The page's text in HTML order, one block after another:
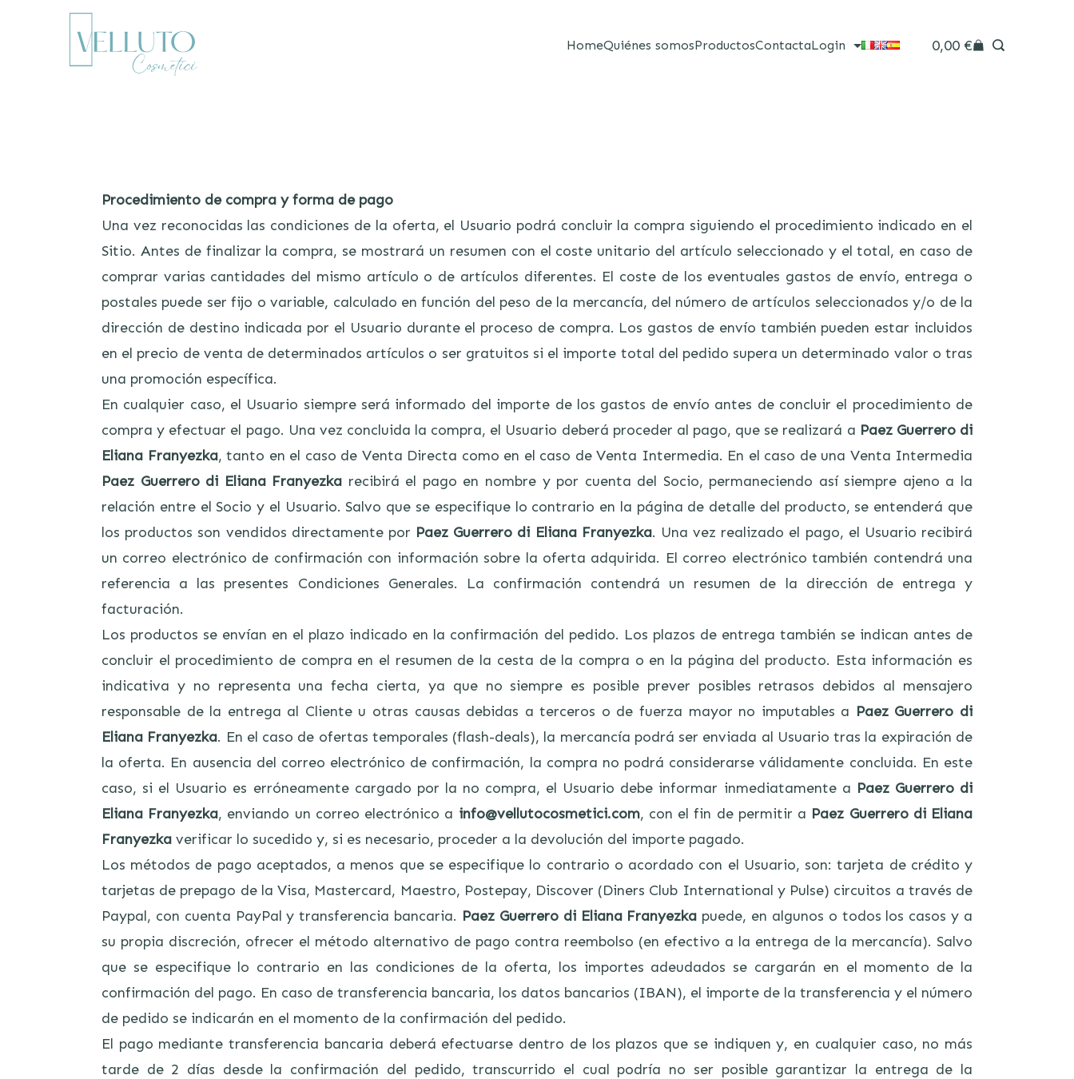
HomeQuiénes somosProductosContactaLogin 0,00 €
Procedimiento de compra y forma de pago
Una vez reconocidas las condiciones de la oferta, el Usuario podrá concluir la compra siguiendo el procedimiento indicado en el
Sitio. Antes de finalizar la compra, se mostrará un resumen con el coste unitario del artículo seleccionado y el total, en caso de
comprar varias cantidades del mismo artículo o de artículos diferentes. El coste de los eventuales gastos de envío, entrega o
postales puede ser fijo o variable, calculado en función del peso de la mercancía, del número de artículos seleccionados y/o de la
dirección de destino indicada por el Usuario durante el proceso de compra. Los gastos de envío también pueden estar incluidos
en el precio de venta de determinados artículos o ser gratuitos si el importe total del pedido supera un determinado valor o tras
una promoción específica.
En cualquier caso, el Usuario siempre será informado del importe de los gastos de envío antes de concluir el procedimiento de
compra y efectuar el pago. Una vez concluida la compra, el Usuario deberá proceder al pago, que se realizará a Paez Guerrero di
Eliana Franyezka, tanto en el caso de Venta Directa como en el caso de Venta Intermedia. En el caso de una Venta Intermedia
Paez Guerrero di Eliana Franyezka recibirá el pago en nombre y por cuenta del Socio, permaneciendo así siempre ajeno a la
relación entre el Socio y el Usuario. Salvo que se especifique lo contrario en la página de detalle del producto, se entenderá que
los productos son vendidos directamente por Paez Guerrero di Eliana Franyezka. Una vez realizado el pago, el Usuario recibirá
un correo electrónico de confirmación con información sobre la oferta adquirida. El correo electrónico también contendrá una
referencia a las presentes Condiciones Generales. La confirmación contendrá un resumen de la dirección de entrega y
facturación.
Los productos se envían en el plazo indicado en la confirmación del pedido. Los plazos de entrega también se indican antes de
concluir el procedimiento de compra en el resumen de la cesta de la compra o en la página del producto. Esta información es
indicativa y no representa una fecha cierta, ya que no siempre es posible prever posibles retrasos debidos al mensajero
responsable de la entrega al Cliente u otras causas debidas a terceros o de fuerza mayor no imputables a Paez Guerrero di
Eliana Franyezka. En el caso de ofertas temporales (flash-deals), la mercancía podrá ser enviada al Usuario tras la expiración de
la oferta. En ausencia del correo electrónico de confirmación, la compra no podrá considerarse válidamente concluida. En este
caso, si el Usuario es erróneamente cargado por la no compra, el Usuario debe informar inmediatamente a Paez Guerrero di
Eliana Franyezka, enviando un correo electrónico a info@vellutocosmetici.com, con el fin de permitir a Paez Guerrero di Eliana
Franyezka verificar lo sucedido y, si es necesario, proceder a la devolución del importe pagado.
Los métodos de pago aceptados, a menos que se especifique lo contrario o acordado con el Usuario, son: tarjeta de crédito y
tarjetas de prepago de la Visa, Mastercard, Maestro, Postepay, Discover (Diners Club International y Pulse) circuitos a través de
Paypal, con cuenta PayPal y transferencia bancaria. Paez Guerrero di Eliana Franyezka puede, en algunos o todos los casos y a
su propia discreción, ofrecer el método alternativo de pago contra reembolso (en efectivo a la entrega de la mercancía). Salvo
que se especifique lo contrario en las condiciones de la oferta, los importes adeudados se cargarán en el momento de la
confirmación del pago. En caso de transferencia bancaria, los datos bancarios (IBAN), el importe de la transferencia y el número
de pedido se indicarán en el momento de la confirmación del pedido.
El pago mediante transferencia bancaria deberá efectuarse dentro de los plazos que se indiquen y, en cualquier caso, no más
tarde de 2 días desde la confirmación del pedido, transcurrido el cual podría no ser posible garantizar la entrega de la